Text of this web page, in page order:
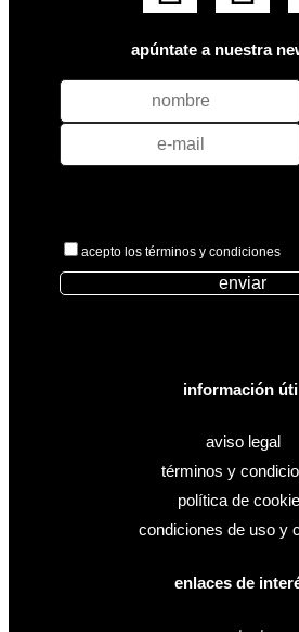
apúntate a nuestra
acepto los términos y condiciones
enviar
información
aviso legal
términos y
política de
condiciones de uso y
enlaces de